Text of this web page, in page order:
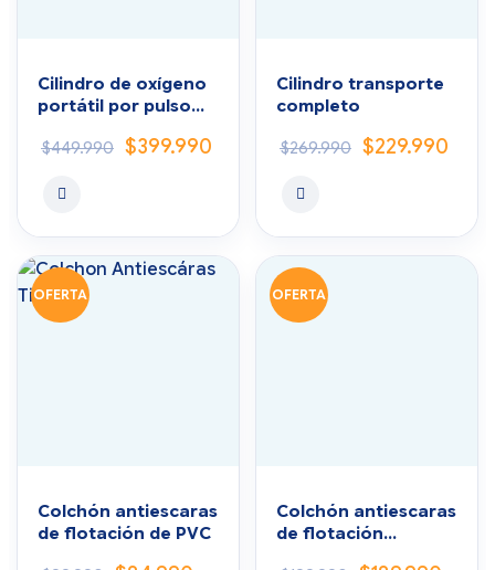
Cilindro de oxígeno
portátil por pulso
$449.990 $399.990
Cilindro transporte
completo
$269.990 $229.990
OFERTA
Colchón antiescaras
de flotación de PVC
OFERTA
Colchón antiescaras
de flotación